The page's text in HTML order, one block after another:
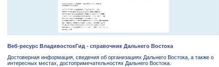
Веб-ресурс ВладивостокГид - справочник Дальнего Востока
Достоверная информация, сведения об организациях Дальнего Востока, а также о
интересных местах, достопримечательностях Дальнего Востока.